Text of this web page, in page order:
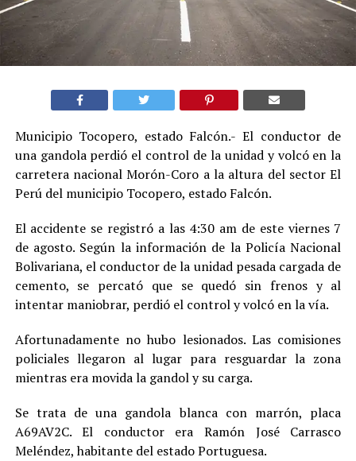
Municipio Tocopero, estado Falcón.- El conductor de
una gandola perdió el control de la unidad y volcó en la
carretera nacional Morón-Coro a la altura del sector El
Perú del municipio Tocopero, estado Falcón.
El accidente se registró a las 4:30 am de este viernes 7
de agosto. Según la información de la Policía Nacional
Bolivariana, el conductor de la unidad pesada cargada de
cemento, se percató que se quedó sin frenos y al
intentar maniobrar, perdió el control y volcó en la vía.
Afortunadamente no hubo lesionados. Las comisiones
policiales llegaron al lugar para resguardar la zona
mientras era movida la gandol y su carga.
Se trata de una gandola blanca con marrón, placa
A69AV2C. El conductor era Ramón José Carrasco
Meléndez, habitante del estado Portuguesa.